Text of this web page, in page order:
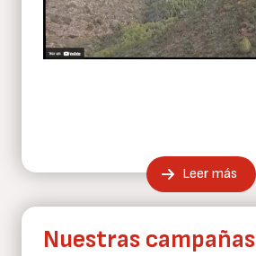
Leer más
Nuestras campañas